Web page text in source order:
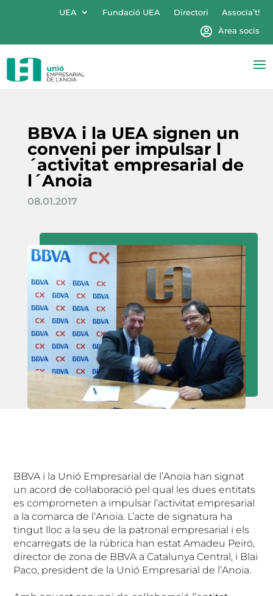
UEA Fundació UEA Directori
Associa’t!
Àrea socis
BBVA i la UEA signen un
conveni per impulsar l
´activitat empresarial de
l´Anoia
08.01.2017
BBVA i la Unió Empresarial de l’Anoia han signat
un acord de col·laboració pel qual les dues entitats
es comprometen a impulsar l’activitat empresarial
a la comarca de l’Anoia. L’acte de signatura ha
tingut lloc a la seu de la patronal empresarial i els
encarregats de la rúbrica han estat Amadeu Peiró,
director de zona de BBVA a Catalunya Central, i Blai
Paco, president de la Unió Empresarial de l’Anoia.